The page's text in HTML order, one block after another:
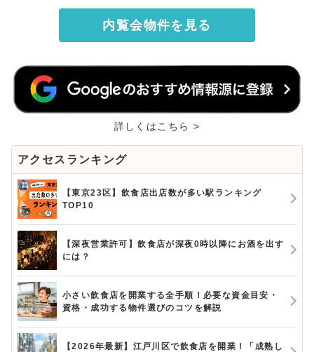
内覧会物件を見る
詳しくはこちら >
アクセスランキング
【東京23区】飲食店出店数が多い駅ランキング
TOP10
【深夜営業許可】飲食店が深夜0時以降にお酒を出す
には？
小さい飲食店を開業する全手順！必要な資金目安・
資格・成功する物件選びのコツを解説
【2026年最新】江戸川区で飲食店を開業！「成熟し